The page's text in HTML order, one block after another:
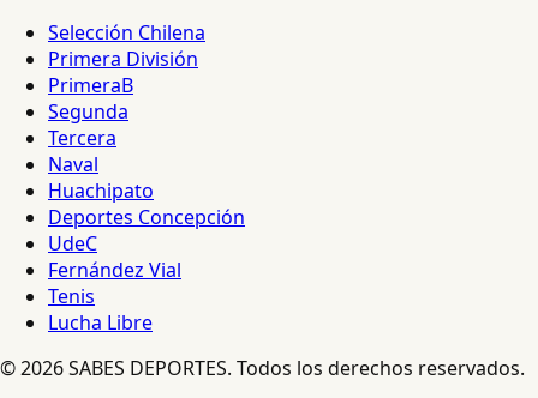
Selección Chilena
Primera División
PrimeraB
Segunda
Tercera
Naval
Huachipato
Deportes Concepción
UdeC
Fernández Vial
Tenis
Lucha Libre
© 2026 SABES DEPORTES. Todos los derechos reservados.